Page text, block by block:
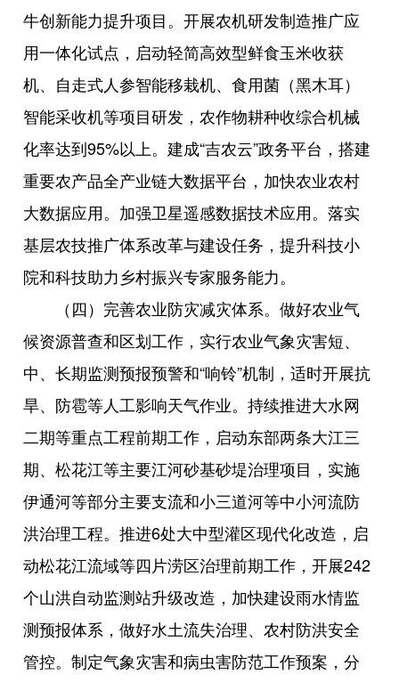
牛创新能力提升项目。开展农机研发制造推广应
用一体化试点，启动轻简高效型鲜食玉米收获
机、自走式人参智能移栽机、食用菌（黑木耳）
智能采收机等项目研发，农作物耕种收综合机械
化率达到95%以上。建成“吉农云”政务平台，搭建
重要农产品全产业链大数据平台，加快农业农村
大数据应用。加强卫星遥感数据技术应用。落实
基层农技推广体系改革与建设任务，提升科技小
院和科技助力乡村振兴专家服务能力。
（四）完善农业防灾减灾体系。做好农业气
候资源普查和区划工作，实行农业气象灾害短、
中、长期监测预报预警和“响铃”机制，适时开展抗
旱、防雹等人工影响天气作业。持续推进大水网
二期等重点工程前期工作，启动东部两条大江三
期、松花江等主要江河砂基砂堤治理项目，实施
伊通河等部分主要支流和小三道河等中小河流防
洪治理工程。推进6处大中型灌区现代化改造，启
动松花江流域等四片涝区治理前期工作，开展242
个山洪自动监测站升级改造，加快建设雨水情监
测预报体系，做好水土流失治理、农村防洪安全
管控。制定气象灾害和病虫害防范工作预案，分